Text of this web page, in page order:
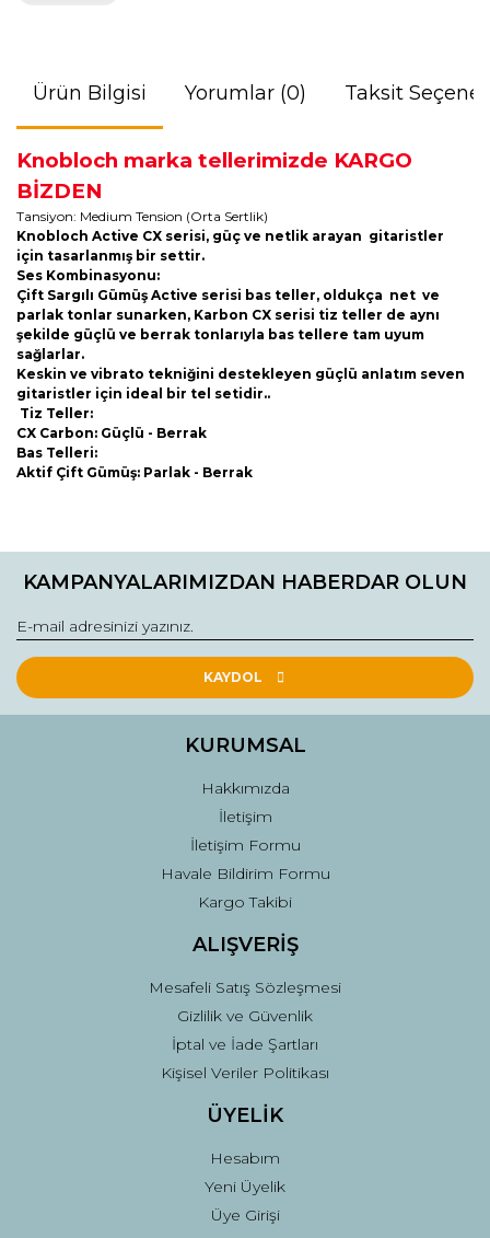
Ürün Bilgisi Yorumlar (0) Taksit
Knobloch marka tellerimizde KARGO
BİZDEN
Tansiyon: Medium Tension (Orta Sertlik)
Knobloch Active CX serisi, güç ve netlik arayan gitaristler
için tasarlanmış bir settir.
Ses Kombinasyonu:
Çift Sargılı Gümüş Active serisi bas teller, oldukça net ve
parlak tonlar sunarken, Karbon CX serisi tiz teller de aynı
şekilde güçlü ve berrak tonlarıyla bas tellere tam uyum
sağlarlar.
Keskin ve vibrato tekniğini destekleyen güçlü anlatım seven
gitaristler için ideal bir tel setidir..
Tiz Teller:
CX Carbon: Güçlü - Berrak
Bas Telleri:
Aktif Çift Gümüş: Parlak - Berrak
konularda yetersiz gördüğünüz noktaları öneri formunu
Görüş ve önerileriniz için teşekkür ederiz.
Ürün resmi kalitesiz, bozuk veya görüntülenemiyor.
Ürün açıklamasında eksik bilgiler bulunuyor.
Ürün fiyatı diğer sitelerden daha pahalı.
Gönder
KAMPANYALARIMIZDAN HABERDAR OLUN
KAYDOL
KURUMSAL
Hakkımızda
İletişim
İletişim Formu
Havale Bildirim Formu
Kargo Takibi
ALIŞVERİŞ
Mesafeli Satış Sözleşmesi
Gizlilik ve Güvenlik
İptal ve İade Şartları
Kişisel Veriler Politikası
ÜYELİK
Hesabım
Yeni Üyelik
Üye Girişi